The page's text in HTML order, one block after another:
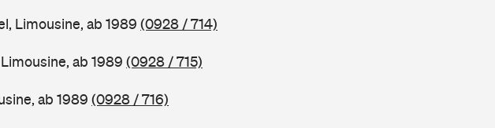
Limousine, ab 1989 (0928 / 714)
ab 1989 (0928 / 715)
ab 1989 (0928 / 716)